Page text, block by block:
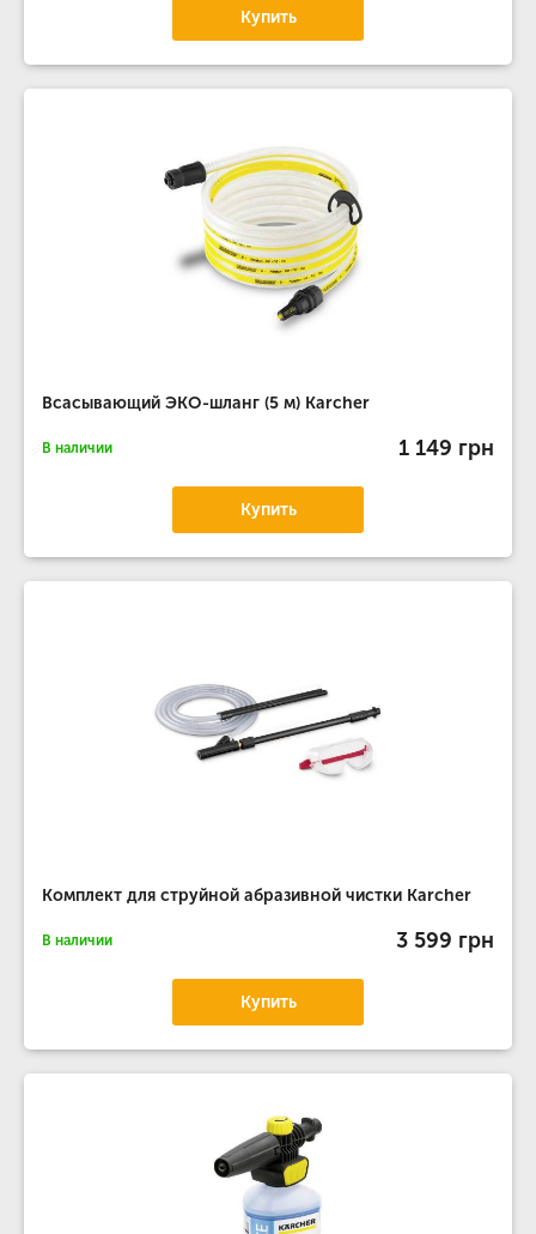
Купить
Всасывающий ЭКО-шланг (5 м) Karcher
В наличии 1 149 грн
Купить
Комплект для струйной абразивной чистки Karcher
В наличии 3 599 грн
Купить